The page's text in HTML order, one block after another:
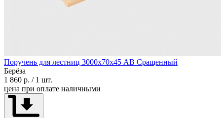
Поручень для лестниц 3000х70х45 АВ Сращенный
Берёза
1 860 р. / 1 шт.
цена при оплате наличными